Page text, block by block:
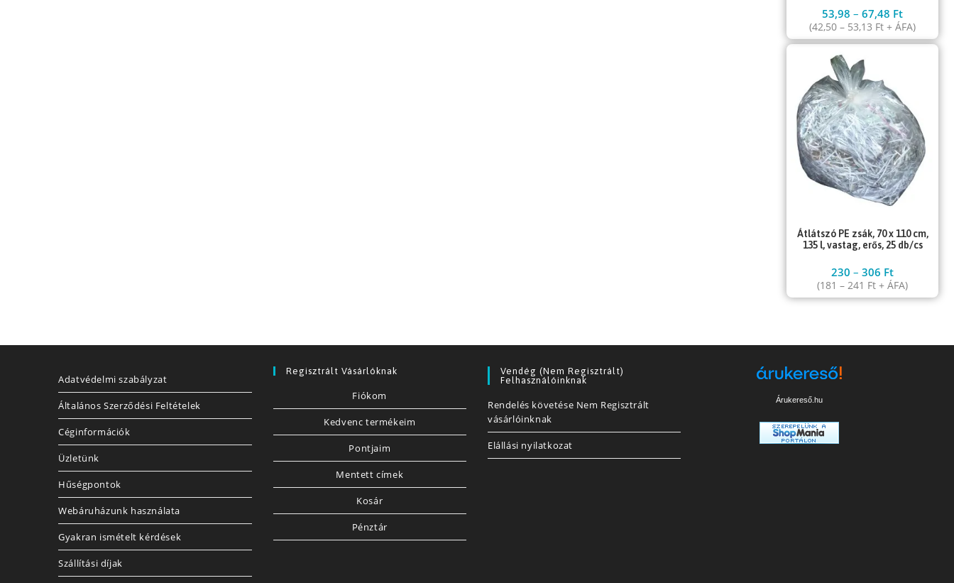
53,98–67,48 Ft
(42,50– 53,13 Ft + ÁFA)
Átlátszó PE zsák, 70 x 110 cm,
135 l, vastag, erős, 25 db/cs
230–306 Ft
(181–241 Ft + ÁFA)
Adatvédelmi szabályzat
Általános Szerződési Feltételek
Céginformációk
Üzletünk
Hűségpontok
Webáruházunk használata
Gyakran ismételt kérdések
Szállítási díjak
Regisztrált Vásárlóknak
Fiókom
Kedvenc termékeim
Pontjaim
Mentett címek
Kosár
Pénztár
Vendég (nem Regisztrált)
Felhasználóinknak
Rendelés követése Nem Regisztrált
vásárlóinknak
Elállási nyilatkozat
Árukereső.hu